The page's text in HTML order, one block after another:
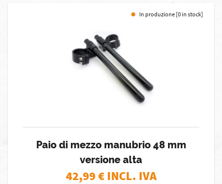
In produzione [0 in stock]
Paio di mezzo manubrio 48 mm
versione alta
42,99€ INCL. IVA